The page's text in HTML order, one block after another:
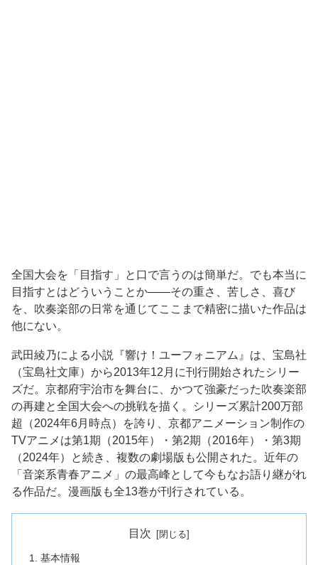
全国大会を「目指す」と口で言うのは簡単だ。でも本当に
目指すとはどういうことか——その重さ、苦しさ、喜び
を、吹奏楽部の日常を通じてここまで精密に描いた作品は
他にない。
武田綾乃による小説『響け！ユーフォニアム』は、宝島社
（宝島社文庫）から2013年12月に刊行開始されたシリー
ズだ。京都府宇治市を舞台に、かつて強豪だった吹奏楽部
の再建と全国大会への挑戦を描く。シリーズ累計200万部
超（2024年6月時点）を誇り、京都アニメーション制作の
TVアニメは第1期（2015年）・第2期（2016年）・第3期
（2024年）と続き、複数の劇場版も公開された。近年の
「音楽系青春アニメ」の最高峰として今もなお語り継がれ
る作品だ。漫画版も全13巻が刊行されている。
目次
基本情報